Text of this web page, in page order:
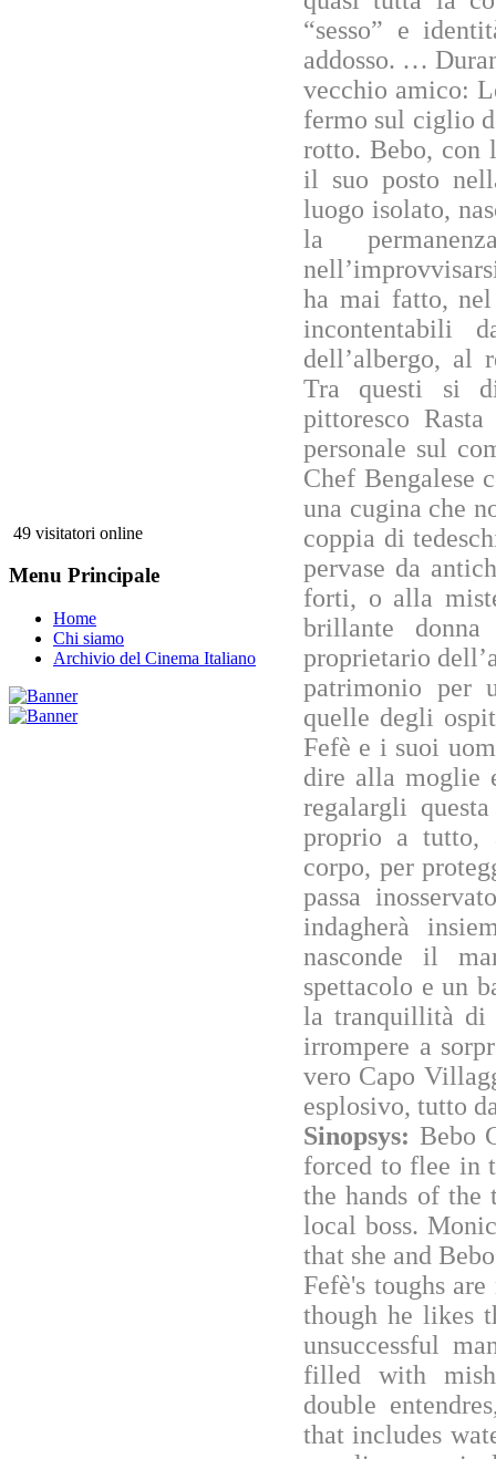
49 visitatori online
Menu Principale
Home
Chi siamo
Archivio del Cinema Italiano
“sesso” e
addosso. …
vecchio amico:
fermo sul ciglio
rotto. Bebo, con
il suo posto
luogo isolato,
la
ha mai fatto,
incontentabili
dell’albergo, al
Tra questi si
pittoresco
personale sul
Chef Bengalese
una cugina che
coppia di
pervase da
forti, o alla
brillante
proprietario
patrimonio per
quelle degli
Fefè e i suoi
dire alla moglie
regalargli
proprio a tutto,
corpo, per
passa
indagherà
nasconde il
spettacolo e un
la tranquillità di
irrompere a
vero Capo
esplosivo, tutto
Sinopsys: Bebo
forced to flee in
the hands of the
local boss.
that she and
Fefè's toughs
though he likes
unsuccessful
filled with
double
that includes